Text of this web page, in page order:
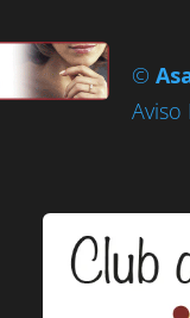
©
Aviso